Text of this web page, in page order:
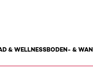
& WELLNESSBODEN- &